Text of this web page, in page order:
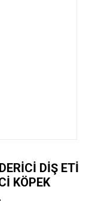
DIŞ ETI
KÖPEK